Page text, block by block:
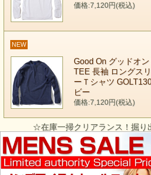
価格:7,120円(税込)
NEW
Good On グッドオ
TEE 長袖 ロングス
ーＴシャツ
ビー
価格:7,120円(税込)
☆在庫一掃クリアランス！掘り